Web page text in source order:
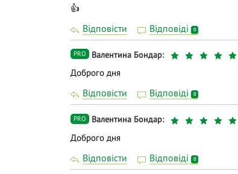
👍
Відповісти Відповіді 0
PRO Валентина Бондар
Доброго дня
Відповісти Відповіді 0
PRO Валентина Бондар
Доброго дня
Відповісти Відповіді 0